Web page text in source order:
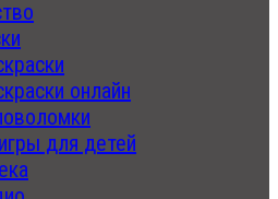
онлайн
для детей